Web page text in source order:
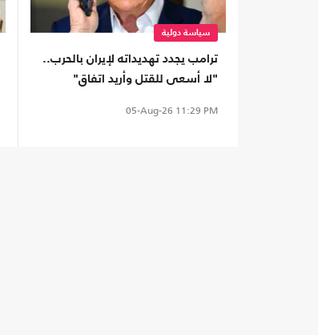
سياسة دولية
ترامب يجدد تهديداته لإيران بالحرب..
"لا أسعى للقتل وأريد اتفاق"
05-Aug-26 11:29 PM